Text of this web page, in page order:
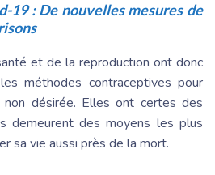
19 : De nouvelles mesures de
et de la reproduction ont donc
méthodes contraceptives pour
désirée. Elles ont certes des
demeurent des moyens les plus
sa vie aussi près de la mort.